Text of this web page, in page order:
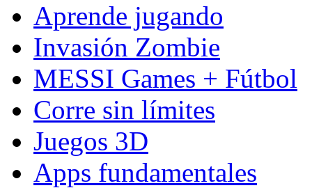
Aprende jugando
Invasión Zombie
MESSI Games + Fútbol
Corre sin límites
Juegos 3D
Apps fundamentales